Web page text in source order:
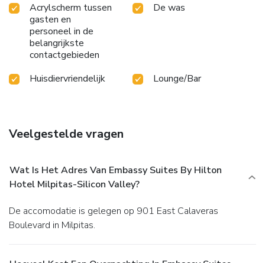
Acrylscherm tussen
gasten en
personeel in de
belangrijkste
contactgebieden
De was
Huisdiervriendelijk Lounge/Bar
Veelgestelde vragen
Wat Is Het Adres Van Embassy Suites By Hilton
Hotel Milpitas-Silicon Valley?
De accomodatie is gelegen op 901 East Calaveras
Boulevard in Milpitas.